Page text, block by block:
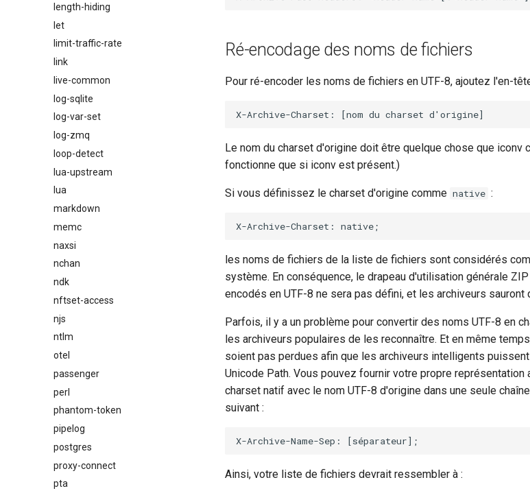
length-hiding
let
limit-traffic-rate
link
live-common
log-sqlite
log-var-set
log-zmq
loop-detect
lua-upstream
lua
markdown
memc
naxsi
nchan
ndk
nftset-access
njs
ntlm
otel
passenger
perl
phantom-token
pipelog
postgres
proxy-connect
pta
Ré-encodage des noms de fichiers
Pour ré-encoder les noms de fichiers en UTF-8, ajoutez l'en-
Le nom du charset d'origine doit être quelque chose que iconv
fonctionne que si iconv est présent.)
Si vous définissez le charset d'origine comme native :
les noms de fichiers de la liste de fichiers sont considérés
système. En conséquence, le drapeau d'utilisation générale
encodés en UTF-8 ne sera pas défini, et les archiveurs sauront
Parfois, il y a un problème pour convertir des noms UTF-8 en
les archiveurs populaires de les reconnaître. Et en même
soient pas perdues afin que les archiveurs intelligents
Unicode Path. Vous pouvez fournir votre propre
charset natif avec le nom UTF-8 d'origine dans une seule
suivant :
Ainsi, votre liste de fichiers devrait ressembler à :